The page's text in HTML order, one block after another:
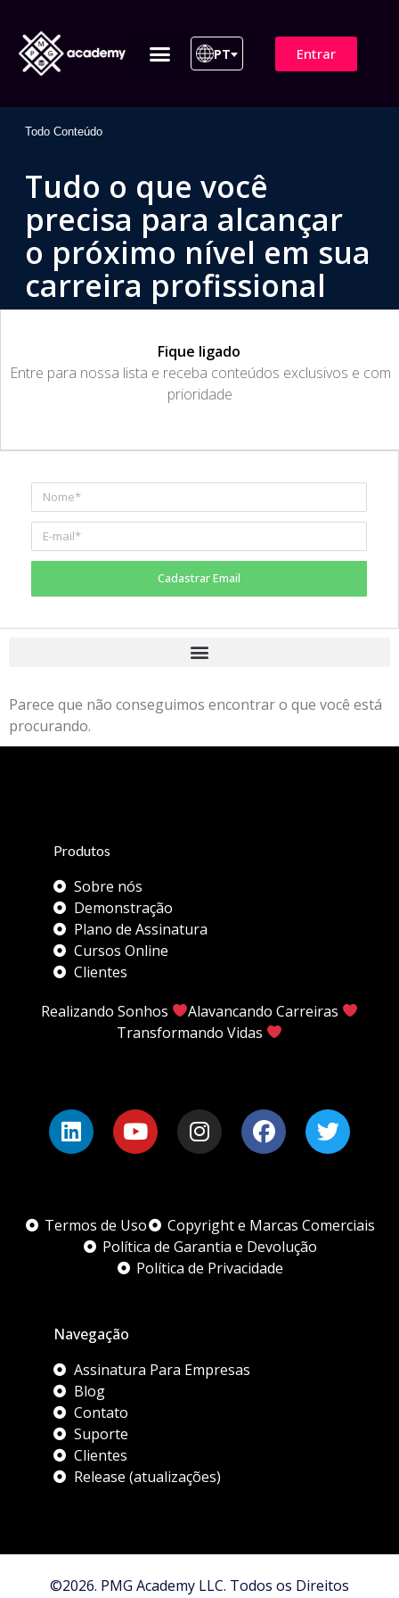
PT Entrar
Todo Conteúdo
Tudo o que você
precisa para alcançar
o próximo nível em sua
carreira profissional
Fique ligado
​Entre para nossa lista e receba conteúdos exclusivos e com
prioridade
Cadastrar Email
Parece que não conseguimos encontrar o que você está
procurando.
Produtos
Sobre nós
Demonstração
Plano de Assinatura
Cursos Online
Clientes
Realizando Sonhos
Alavancando Carreiras
Transformando Vidas
Termos de Uso
Copyright e Marcas Comerciais
Política de Garantia e Devolução
Política de Privacidade
Navegação
Assinatura Para Empresas
Blog
Contato
Suporte
Clientes
Release (atualizações)
©2026. PMG Academy LLC. Todos os Direitos